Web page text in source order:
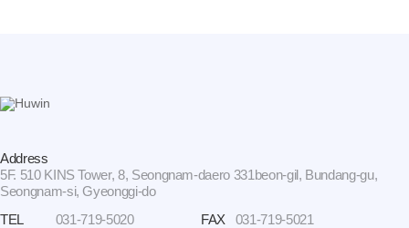
Address
5F. 510 KINS Tower, 8, Seongnam-daero 331beon-gil, Bundang-gu,
Seongnam-si, Gyeonggi-do
TEL
031-719-5020 FAX
031-719-5021